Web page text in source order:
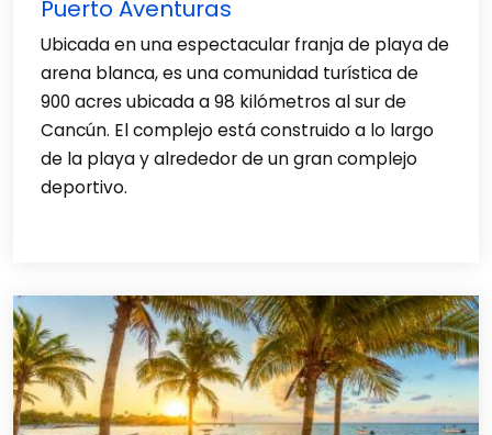
Puerto Aventuras
Ubicada en una espectacular franja de playa de
arena blanca, es una comunidad turística de
900 acres ubicada a 98 kilómetros al sur de
Cancún. El complejo está construido a lo largo
de la playa y alrededor de un gran complejo
deportivo.